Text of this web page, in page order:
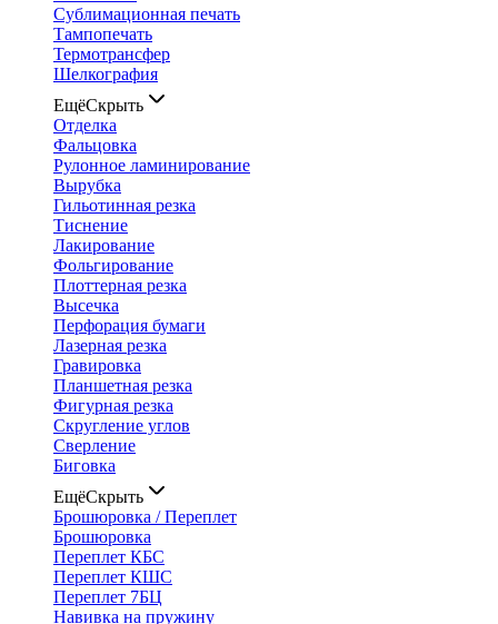
Сублимационная печать
Тампопечать
Термотрансфер
Шелкография
ЕщёСкрыть
Отделка
Фальцовка
Рулонное ламинирование
Вырубка
Гильотинная резка
Тиснение
Лакирование
Фольгирование
Плоттерная резка
Высечка
Перфорация бумаги
Лазерная резка
Гравировка
Планшетная резка
Фигурная резка
Скругление углов
Сверление
Биговка
ЕщёСкрыть
Брошюровка / Переплет
Брошюровка
Переплет КБС
Переплет КШС
Переплет 7БЦ
Навивка на пружину